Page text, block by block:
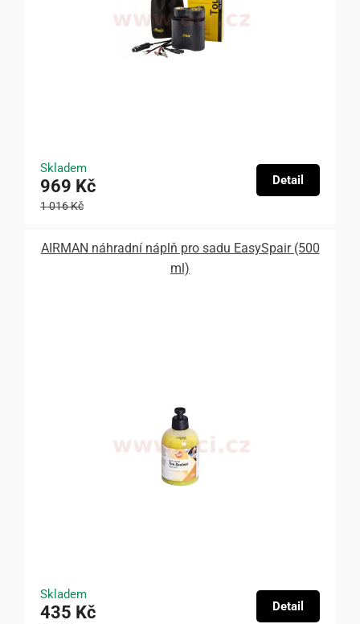
Skladem
969 Kč
1 016 Kč
Detail
AIRMAN náhradní náplň pro sadu EasySpair (500
ml)
Skladem
435 Kč Detail